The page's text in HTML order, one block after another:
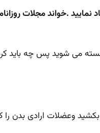
نمایید .خواند مجلات
می شوید پس چه باید
وعضلات ارادی بدن